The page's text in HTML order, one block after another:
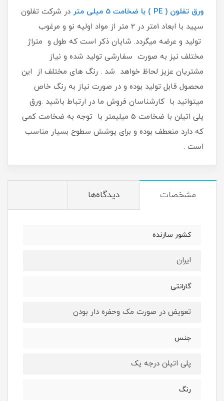
ورق تفلون ( PE ) با ضخامت 5 میلی متر
در شرکت تفلون
سپید با ابعاد 1متر در 2 متر از مواد اولیه نو و مرغوب
تولید و عرضه میگردد. شایان ذکر است که طول و متراژ
مختلف نیز به صورت سفارشی تولید شده و نیاز
مشتریان عزیز لحاظ خواهد شد . رنگ های مختلف از این
محصول قابل تولید بوده و در صورت نیاز به رنگ خاص
میتوانید با کارشناسان فروش ما در ارتباط باشید .ورق
پلی اتیلن با ضخامت 5 میلیمتر با توجه به ضخامت کمی
که دارد منعطف بوده و برای پوشش سطوح بسیار مناسب
است .
مشخصات دیدگاه‌ها
کشور سازنده
ایران
گارانتی
تعویض در صورت مک وحفره دار بودن
جنس
پلی اتیلن درجه یک
رنگ